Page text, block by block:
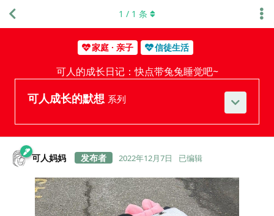
家庭 · 亲子 信徒生活
可人的成长日记：快点带兔兔睡觉吧~
可人成长的默想 系列
1 / 1 条
可人妈妈 2022年12月7日 已编辑